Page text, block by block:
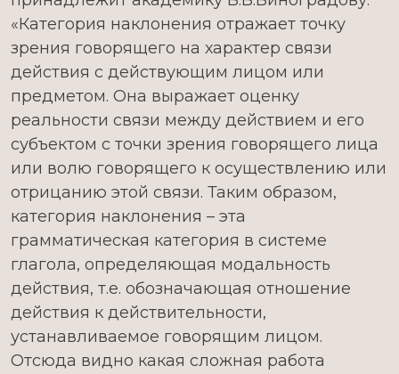
«Категория наклонения отражает точку
зрения говорящего на характер связи
действия с действующим лицом или
предметом. Она выражает оценку
реальности связи между действием и его
субъектом с точки зрения говорящего лица
или волю говорящего к осуществлению или
отрицанию этой связи. Таким образом,
категория наклонения – эта
грамматическая категория в системе
глагола, определяющая модальность
действия, т.е. обозначающая отношение
действия к действительности,
устанавливаемое говорящим лицом.
Отсюда видно какая сложная работа